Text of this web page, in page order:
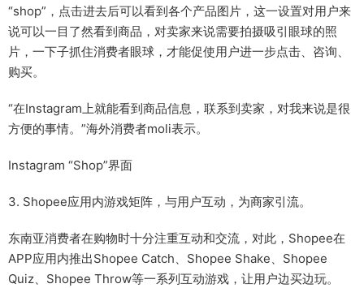
“shop”，点击进去后可以看到各个产品图片，这一设置对用户来
说可以一目了然看到商品，对卖家来说需要拍摄吸引眼球的照
片，一下子抓住消费者眼球，才能促使用户进一步点击、咨询、
购买。
“在Instagram上就能看到商品信息，联系到卖家，对我来说是很
方便的事情。”海外消费者moli表示。
Instagram “Shop”界面
3. Shopee应用内游戏矩阵，与用户互动，为商家引流。
东南亚消费者在购物时十分注重互动和交流，对此，Shopee在
APP应用内推出Shopee Catch、Shopee Shake、Shopee
Quiz、Shopee Throw等一系列互动游戏，让用户边买边玩。